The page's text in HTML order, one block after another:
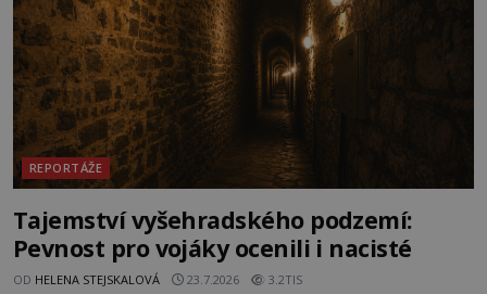
REPORTÁŽE
Tajemství vyšehradského podzemí:
Pevnost pro vojáky ocenili i nacisté
OD HELENA STEJSKALOVÁ 23.7.2026 3.2TIS